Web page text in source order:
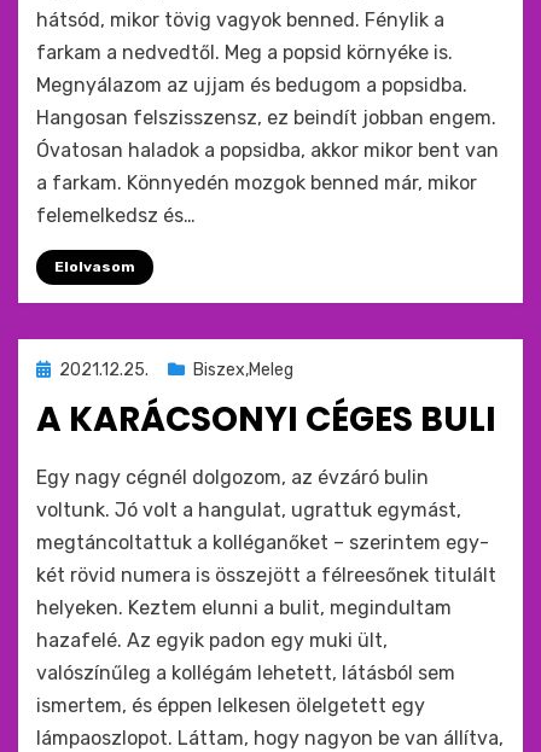
hátsód, mikor tövig vagyok benned. Fénylik a
farkam a nedvedtől. Meg a popsid környéke is.
Megnyálazom az ujjam és bedugom a popsidba.
Hangosan felszisszensz, ez beindít jobban engem.
Óvatosan haladok a popsidba, akkor mikor bent van
a farkam. Könnyedén mozgok benned már, mikor
felemelkedsz és…
Elolvasom
Beküldve
:
2021.12.25. Biszex,Meleg
A KARÁCSONYI CÉGES BULI
monkey
Egy nagy cégnél dolgozom, az évzáró bulin
voltunk. Jó volt a hangulat, ugrattuk egymást,
megtáncoltattuk a kolléganőket – szerintem egy-
két rövid numera is összejött a félreesőnek titulált
helyeken. Keztem elunni a bulit, megindultam
hazafelé. Az egyik padon egy muki ült,
valószínűleg a kollégám lehetett, látásból sem
ismertem, és éppen lelkesen ölelgetett egy
lámpaoszlopot. Láttam, hogy nagyon be van állítva,